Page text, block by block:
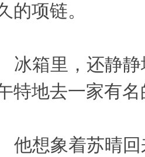
的项链。
冰箱里，还静静
特地去一家有
他想象着苏晴回